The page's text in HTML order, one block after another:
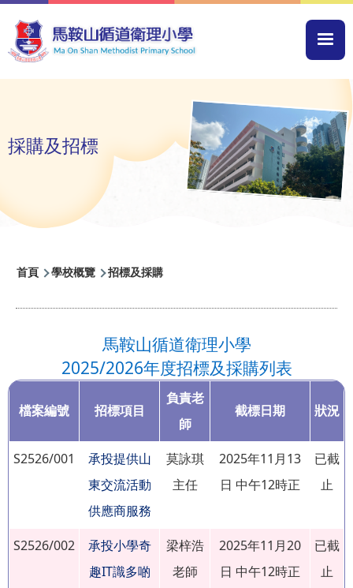
移至主內容
採購及招標
導
連
首頁 學校概覽 招標及採購
馬鞍山循道衛理小學
2025/2026年度招標及採購列表
檔案編號 招標項目
負責老
師
截標日期 狀況
S2526/001
承投提供山
東交流活動
供應商服務
莫詠琪
主任
2025年11月13
日 中午12時正
已截
止
S2526/002
承投小學奇
趣IT識多啲
梁梓浩
老師
2025年11月20
日 中午12時正
已截
止